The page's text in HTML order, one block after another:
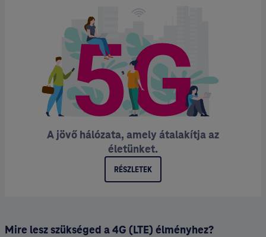
A jövő hálózata, amely átalakítja az
életünket.
RÉSZLETEK
Mire lesz szükséged a 4G (LTE) élményhez?